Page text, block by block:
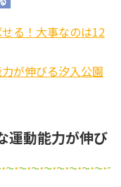
る！大事なのは12
が伸びる汐入公園
運動能力が伸び